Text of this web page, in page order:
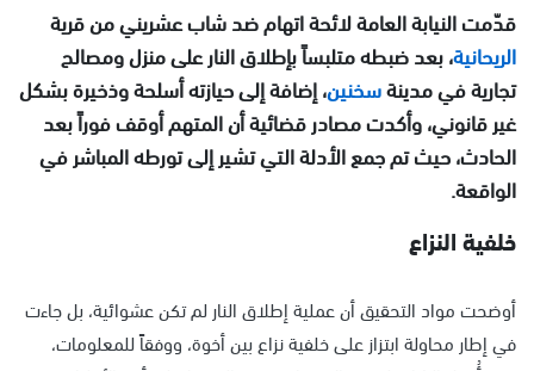
قدّمت النيابة العامة لائحة اتهام ضد شاب عشريني من قرية
الريحانية، بعد ضبطه متلبساً بإطلاق النار على منزل ومصالح
تجارية في مدينةسخنين، إضافة إلى حيازته أسلحة وذخيرة بشكل
غير قانوني، وأكدت مصادر قضائية أن المتهم أوقف فوراً بعد
الحادث، حيث تم جمع الأدلة التي تشير إلى تورطه المباشر في
الواقعة.
خلفية النزاع
أوضحت مواد التحقيق أن عملية إطلاق النار لم تكن عشوائية، بل جاءت
في إطار محاولة ابتزاز على خلفية نزاع بين أخوة، ووفقاً للمعلومات،